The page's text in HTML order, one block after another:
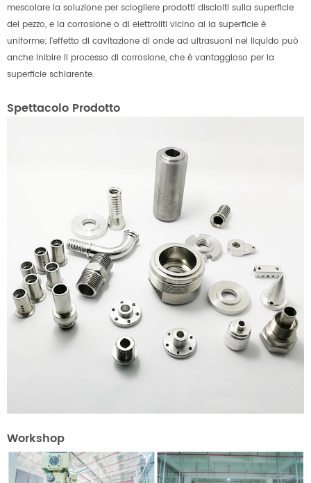
mescolare la soluzione per sciogliere prodotti disciolti sulla superficie
del pezzo, e la corrosione o di elettroliti vicino al la superficie è
uniforme; l'effetto di cavitazione di onde ad ultrasuoni nel liquido può
anche inibire il processo di corrosione, che è vantaggioso per la
superficie schiarente.
Spettacolo Prodotto
Workshop